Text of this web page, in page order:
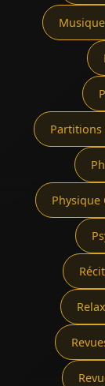
Musique
Partitions
Physique